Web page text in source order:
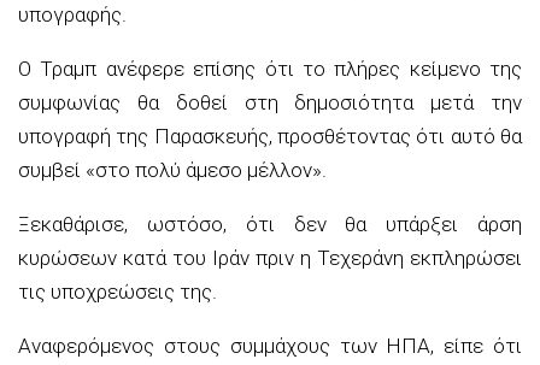
υπογραφής.
Ο Τραμπ ανέφερε επίσης ότι το πλήρες κείμενο της
συμφωνίας θα δοθεί στη δημοσιότητα μετά την
υπογραφή της Παρασκευής, προσθέτοντας ότι αυτό θα
συμβεί «στο πολύ άμεσο μέλλον».
Ξεκαθάρισε, ωστόσο, ότι δεν θα υπάρξει άρση
κυρώσεων κατά του Ιράν πριν η Τεχεράνη εκπληρώσει
τις υποχρεώσεις της.
Αναφερόμενος στους συμμάχους των ΗΠΑ, είπε ότι